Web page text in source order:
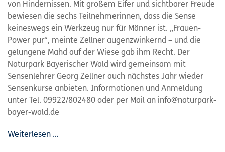
von Hindernissen. Mit großem Eifer und sichtbarer Freude
bewiesen die sechs Teilnehmerinnen, dass die Sense
keineswegs ein Werkzeug nur für Männer ist. „Frauen-
Power pur“, meinte Zellner augenzwinkernd – und die
gelungene Mahd auf der Wiese gab ihm Recht. Der
Naturpark Bayerischer Wald wird gemeinsam mit
Sensenlehrer Georg Zellner auch nächstes Jahr wieder
Sensenkurse anbieten. Informationen und Anmeldung
unter Tel. 09922/802480 oder per Mail an info@naturpark-
bayer-wald.de
Weiterlesen …